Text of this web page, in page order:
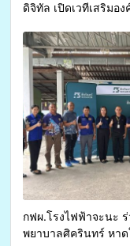
ดิจิทัล เปิดเวทีเสริมอ
การสร้างภาพลักษณ์ที่
กฟผ.โรงไฟฟ้าจะนะ
พยาบาลศิครินทร์ หา